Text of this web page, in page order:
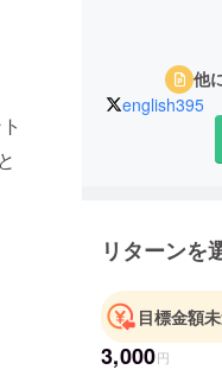
他
english395
リターンを
目標金額
3,000円